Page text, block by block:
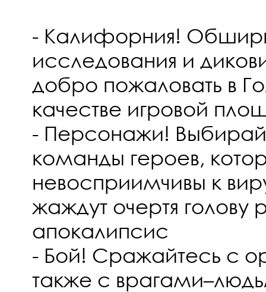
- Калифорния!
исследования и
добро пожаловать в
качестве игровой
- Персонажи!
команды героев,
невосприимчивы к
жаждут очертя голову
апокалипсис
- Бой! Сражайтесь с
также с